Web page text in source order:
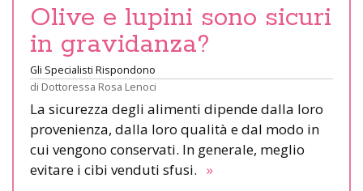
Olive e lupini sono sicuri
in gravidanza?
Gli Specialisti Rispondono
di Dottoressa Rosa Lenoci
La sicurezza degli alimenti dipende dalla loro
provenienza, dalla loro qualità e dal modo in
cui vengono conservati. In generale, meglio
evitare i cibi venduti sfusi. »